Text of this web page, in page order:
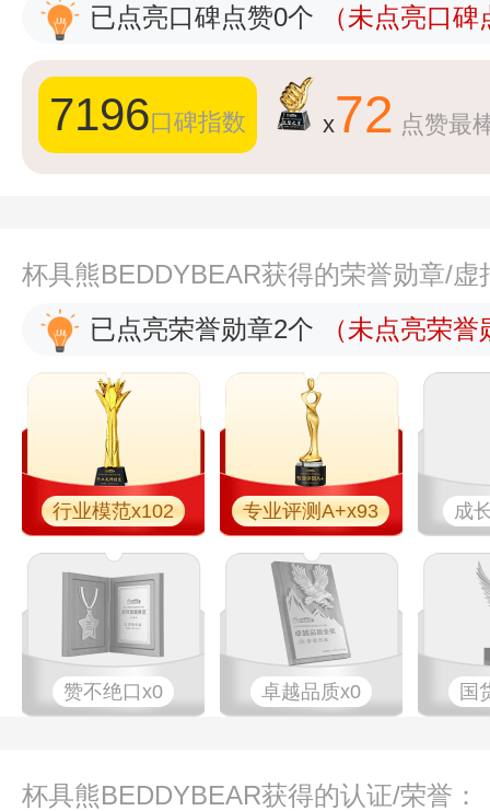
已点亮口碑点赞0个
（未点亮口
7196口碑指数 x72 点赞最
杯具熊BEDDYBEAR获得的荣誉勋章/虚
已点亮荣誉勋章2个
（未点亮荣
行业模范x102 专业评测A+x93 成
赞不绝口x0 卓越品质x0 国
杯具熊BEDDYBEAR获得的认证/荣誉：